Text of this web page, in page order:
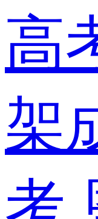
高
架